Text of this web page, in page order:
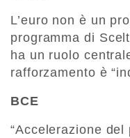
L’euro non è un
programma di
ha un ruolo
rafforzamento è
BCE
“Accelerazione del